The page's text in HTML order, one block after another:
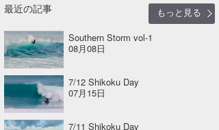
最近の記事
もっと見る
Southern Storm vol-1
08月08日
7/12 Shikoku Day
07月15日
7/11 Shikoku Day